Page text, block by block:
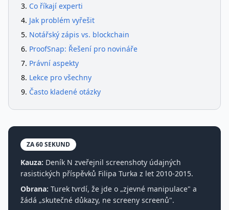
Co říkají experti
Jak problém vyřešit
Notářský zápis vs. blockchain
ProofSnap: Řešení pro novináře
Právní aspekty
Lekce pro všechny
Často kladené otázky
ZA 60 SEKUND
Kauza: Deník N zveřejnil screenshoty údajných
rasistických příspěvků Filipa Turka z let 2010-2015.
Obrana: Turek tvrdí, že jde o „zjevné manipulace" a
žádá „skutečné důkazy, ne screeny screenů".